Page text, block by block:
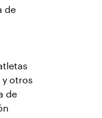
de
y otros
de